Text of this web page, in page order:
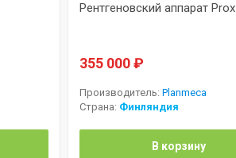
Рентгеновский аппарат Prox
355 000₽
Производитель:Planmeca
Страна: Финляндия
В корзину